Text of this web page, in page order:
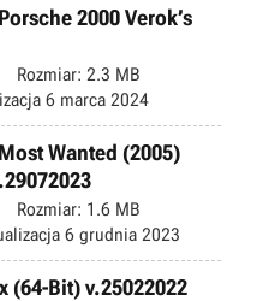
2000 Verok’s
Rozmiar: 2.3 MB
6 marca 2024
Wanted (2005)
Rozmiar: 1.6 MB
6 grudnia 2023
(64-Bit) v.25022022